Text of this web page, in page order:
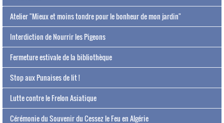
Atelier "Mieux et moins tondre pour le bonheur de mon jardin"
Interdiction de Nourrir les Pigeons
Fermeture estivale de la bibliothèque
Stop aux Punaises de lit !
Lutte contre le Frelon Asiatique
Cérémonie du Souvenir du Cessez le Feu en Algérie